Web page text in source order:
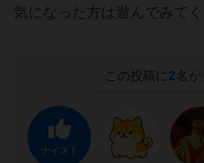
気になった方は遊んでみてく
この投稿に 2名が
ナイス！